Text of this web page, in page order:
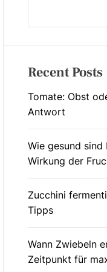
Recent Posts
Tomate: Obst
Antwort
Wie gesund sind
Wirkung der
Zucchini
Tipps
Wann Zwiebeln
Zeitpunkt für